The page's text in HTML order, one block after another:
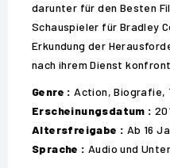
darunter für den Besten
Schauspieler für Bradley
Erkundung der
nach ihrem Dienst
Genre : Action, Biografie,
Erscheinungsdatum :
Altersfreigabe : Ab 16
Sprache : Audio und